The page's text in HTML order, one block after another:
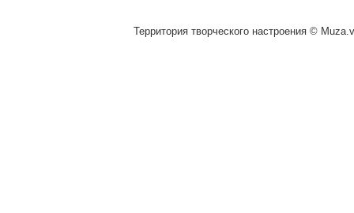
Территория творческого настроения ©